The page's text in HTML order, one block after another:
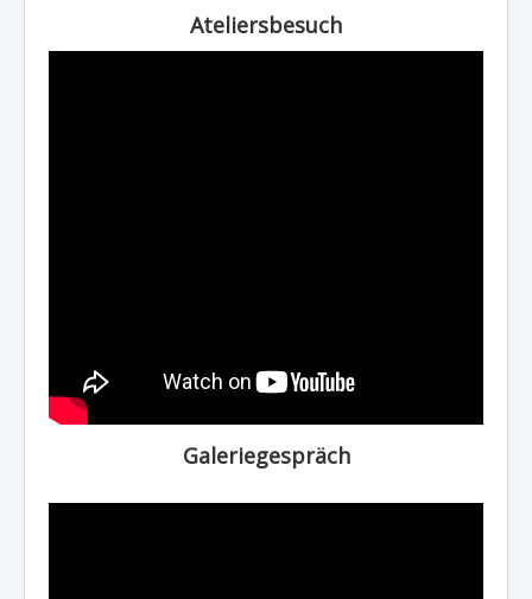
Ateliersbesuch
Galeriegespräch